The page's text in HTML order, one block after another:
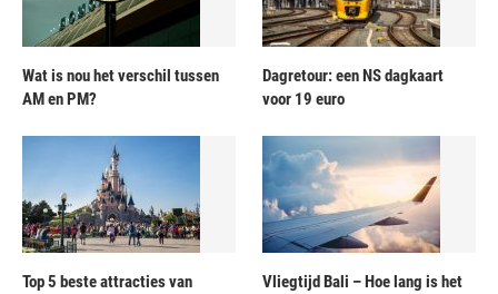
Wat is nou het verschil tussen
AM en PM?
Dagretour: een NS dagkaart
voor 19 euro
Top 5 beste attracties van
Vliegtijd Bali – Hoe lang is het